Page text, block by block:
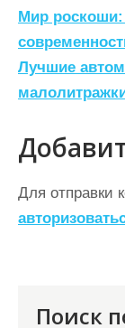
Н
а
в
и
г
а
ц
и
Мир
Лучшие
Для отправки
Поиск